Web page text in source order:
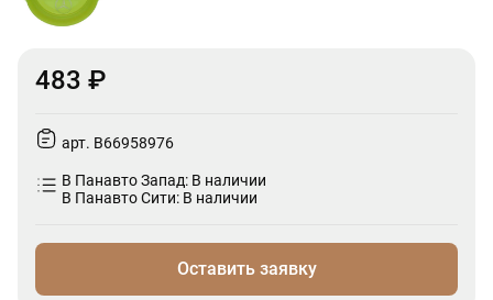
483 ₽
арт. B66958976
В Панавто Запад: В наличии
В Панавто Сити: В наличии
Оставить заявку